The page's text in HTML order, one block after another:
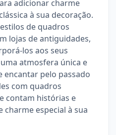
adicionar charme
à sua decoração.
de quadros
lojas de antiguidades,
los aos seus
atmosfera única e
encantar pelo passado
com quadros
contam histórias e
especial à sua